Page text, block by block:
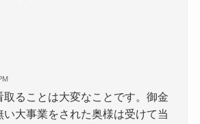
取ることは大変なことです。御金
い大事業をされた奥様は受けて当